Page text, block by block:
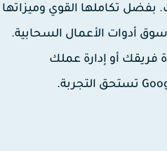
تكاملها القوي وميزاتها
أدوات الأعمال السحابية.
أو إدارة عملك